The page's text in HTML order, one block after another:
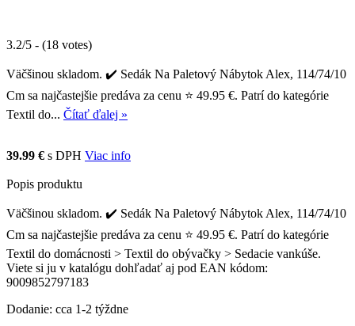
3.2/5 - (18 votes)
Väčšinou skladom. ✔️ Sedák Na Paletový Nábytok Alex, 114/74/10
Cm sa najčastejšie predáva za cenu ⭐ 49.95 €. Patrí do kategórie
Textil do... Čítať ďalej »
39.99 € s DPH Viac info
Popis produktu
Väčšinou skladom. ✔️ Sedák Na Paletový Nábytok Alex, 114/74/10
Cm sa najčastejšie predáva za cenu ⭐ 49.95 €. Patrí do kategórie
Textil do domácnosti > Textil do obývačky > Sedacie vankúše.
Viete si ju v katalógu dohľadať aj pod EAN kódom:
9009852797183
Dodanie: cca 1-2 týždne